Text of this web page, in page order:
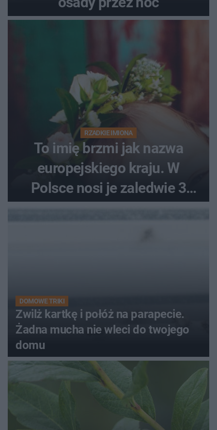
RZADKIE IMIONA
To imię brzmi jak nazwa
europejskiego kraju. W
Polsce nosi je zaledwie 3
kobiety
DOMOWE TRIKI
Zwilż kartkę i połóż na parapecie.
Żadna mucha nie wleci do twojego
domu